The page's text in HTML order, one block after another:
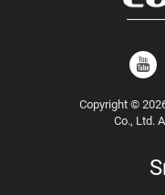
Copyright ©
Co., Ltd.